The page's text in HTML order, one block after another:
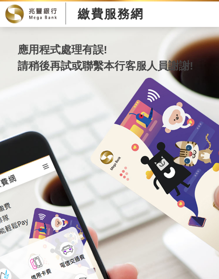
繳費服務網
應用程式處理有誤!
請稍後再試或聯繫本行客服人員謝謝!